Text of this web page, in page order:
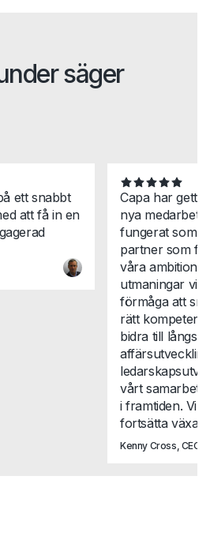
säger
ett snabbt
att få in en
Capa har gett
nya
fungerat som
partner som
våra
utmaningar vi
förmåga att
rätt
bidra till
vårt samarbete
i framtiden. Vi
fortsätta växa
Kenny Cross, CEO,